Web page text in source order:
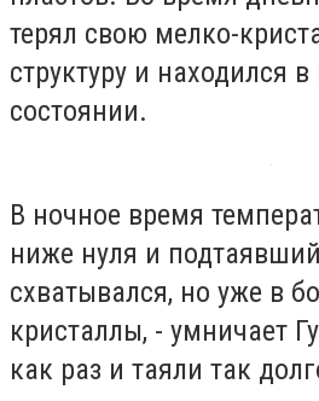
терял свою мелко-
структуру и находился
состоянии.
В ночное время
ниже нуля и
схватывался, но уже в
кристаллы, - умничает
как раз и таяли так